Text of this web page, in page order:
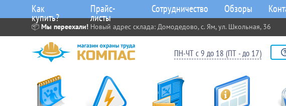
📦 Мы переехали! Новый адрес склада: Домодедово, с. Ям, ул. Школьная, 36
Как
купить?
Прайс-
листы
Сотрудничество Обзоры
ПН-ЧТ с 9 до 18 (ПТ - до 17)